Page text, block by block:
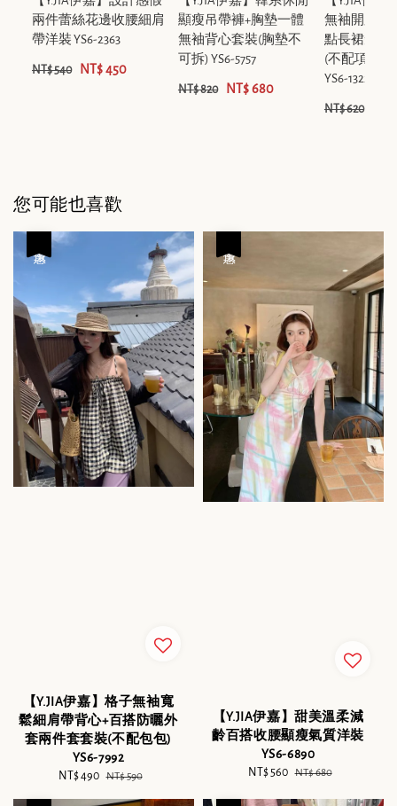
兩件蕾絲花邊收腰細肩
帶洋裝 YS6-2363
NT$ 540 NT$ 450
顯瘦吊帶褲+胸墊一體
無袖背心套裝(胸墊不
可拆) YS6-5757
NT$ 820 NT$ 680
無袖開叉背
點長裙短裙
(不配項鍊,
YS6-1322
NT$ 620
您可能也喜歡
【Y.JIA伊嘉】格子無袖寬
鬆細肩帶背心+百搭防曬外
套兩件套套裝(不配包包)
YS6-7992
Sale
NT$ 490 Regular
NT$ 590
【Y.JIA伊嘉】甜美溫柔減
齡百搭收腰顯瘦氣質洋裝
YS6-6890
Sale
NT$ 560 Regular
NT$ 680